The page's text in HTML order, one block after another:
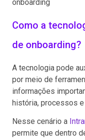
Como a
de onboarding?
A tecnologia pode
por meio de
informações
história, processos
Nesse cenário a
permite que dentro